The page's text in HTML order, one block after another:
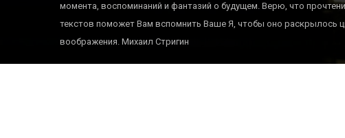
момента, воспоминаний и фантазий о будущем. Верю, что
текстов поможет Вам вспомнить Ваше Я, чтобы оно раскрылось
воображения. Михаил Стригин